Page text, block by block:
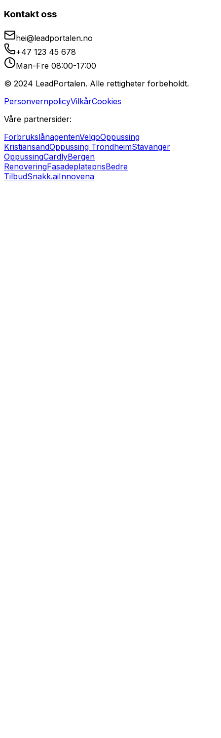
Kontakt oss
hei@leadportalen.no
+47 123 45 678
Man-Fre 08:00-17:00
© 2024 LeadPortalen. Alle rettigheter forbeholdt.
PersonvernpolicyVilkårCookies
Våre partnersider:
ForbrukslånagentenVelgoOppussing
KristiansandOppussing TrondheimStavanger
OppussingCardlyBergen
RenoveringFasadeplateprisBedre
TilbudSnakk.aiInnovena